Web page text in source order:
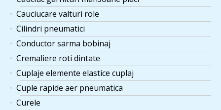
Cauciucare valturi role
Cilindri pneumatici
Conductor sarma bobinaj
Cremaliere roti dintate
Cuplaje elemente elastice cuplaj
Cuple rapide aer pneumatica
Curele